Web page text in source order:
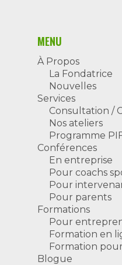
MENU
À Propos
La Fondatrice
Nouvelles
Services
Consultation /
Nos ateliers
Programme
Conférences
En entreprise
Pour coachs
Pour
Pour parents
Formations
Pour
Formation en
Formation
Blogue